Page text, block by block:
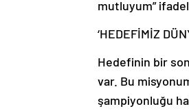
mutluyum”
‘HEDEFİMİZ
Hedefinin bir
var. Bu
şampiyonluğu